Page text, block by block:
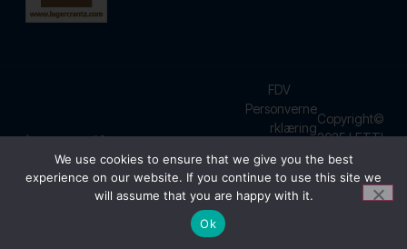
Copyright©
2025 LETTI
AS – Laget
av BK
FDV
Personverne
rklæring
We use cookies to ensure that we give you the best
experience on our website. If you continue to use this site we
will assume that you are happy with it.
Ok